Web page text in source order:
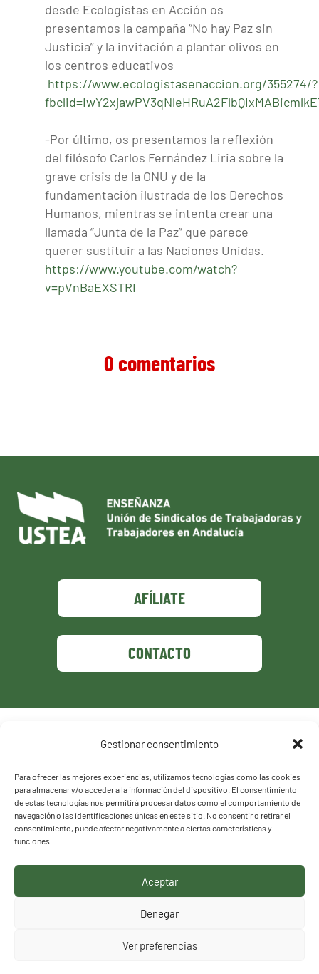
Gestionar consentimiento
Para ofrecer las mejores experiencias, utilizamos tecnologías como las cookies
para almacenar y/o acceder a la información del dispositivo. El consentimiento
de estas tecnologías nos permitirá procesar datos como el comportamiento de
navegación o las identificaciones únicas en este sitio. No consentir o retirar el
consentimiento, puede afectar negativamente a ciertas características y
funciones.
Aceptar
Denegar
Ver preferencias
desde Ecologistas en Acción os
presentamos la campaña “No hay Paz sin
Justicia” y la invitación a plantar olivos en
los centros educativos
https://www.ecologistasenaccion.org/355274/?
-Por último, os presentamos la reflexión
del filósofo Carlos Fernández Liria sobre la
grave crisis de la ONU y de la
fundamentación ilustrada de los Derechos
Humanos, mientras se intenta crear una
llamada “Junta de la Paz” que parece
querer sustituir a las Naciones Unidas.
https://www.youtube.com/watch?
v=pVnBaEXSTRI
0 comentarios
AFÍLIATE
CONTACTO
Política de privacidad
HACEMOS LO QUE
DECIMOS, DECIMOS LO
QUE HACEMOS